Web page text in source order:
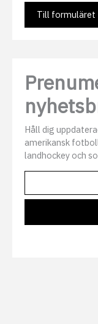
Till formuläret
Håll dig
amerikansk
landhockey och